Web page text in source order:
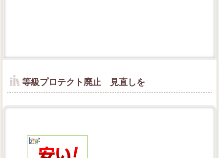
等級プロテクト廃止 見直しを